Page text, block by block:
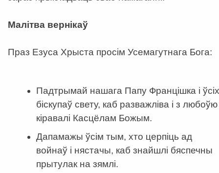
Малітва вернікаў
Праз Езуса Хрыста просім Усемагутнага Бога:
Падтрымай нашага Папу Францішка і ўсіх
біскупаў свету, каб разважліва і з любоўю
кіравалі Касцёлам Божым.
Дапамажы ўсім тым, хто церпіць ад
войнаў і нястачы, каб знайшлі бяспечны
прытулак на зямлі.